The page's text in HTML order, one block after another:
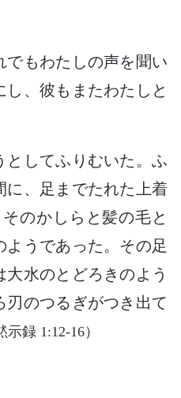
でもわたしの声を聞い
、彼もまたわたしと
としてふりむいた。ふ
に、足までたれた上着
のかしらと髪の毛と
うであった。その足
水のとどろきのよう
のつるぎがつき出て
示録 1:12-16）